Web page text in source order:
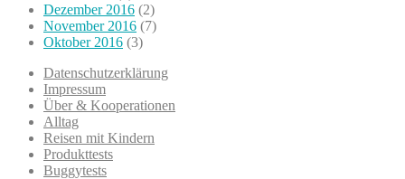
Dezember 2016 (2)
November 2016 (7)
Oktober 2016 (3)
Datenschutzerklärung
Impressum
Über & Kooperationen
Alltag
Reisen mit Kindern
Produkttests
Buggytests